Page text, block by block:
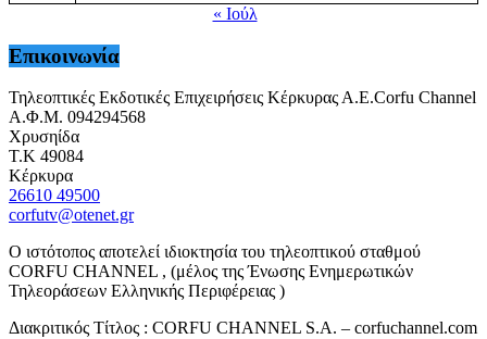
« Ιούλ
Επικοινωνία
Τηλεοπτικές Εκδοτικές Επιχειρήσεις Κέρκυρας Α.Ε.Corfu Channel
Α.Φ.Μ. 094294568
Χρυσηίδα
Τ.Κ 49084
Κέρκυρα
26610 49500
corfutv@otenet.gr
Ο ιστότοπος αποτελεί ιδιοκτησία του τηλεοπτικού σταθμού
CORFU CHANNEL , (μέλος της Ένωσης Ενημερωτικών
Τηλεοράσεων Ελληνικής Περιφέρειας )
Διακριτικός Τίτλος : CORFU CHANNEL S.A. – corfuchannel.com